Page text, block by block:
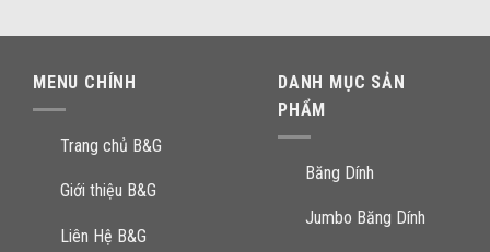
MENU CHÍNH
Trang chủ B&G
Giới thiệu B&G
Liên Hệ B&G
DANH MỤC SẢN
PHẨM
Băng Dính
Jumbo Băng Dính